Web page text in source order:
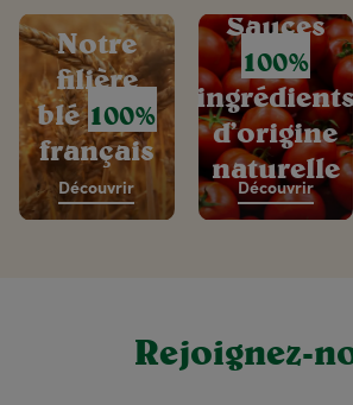
Notre
filière
blé100%
français
Découvrir
Sauces
100%
ingrédients
d’origine
naturelle
Découvrir
Rejoignez-